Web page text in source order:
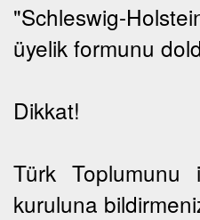
"Schleswig-
üyelik formunu
Dikkat!
Türk
kuruluna